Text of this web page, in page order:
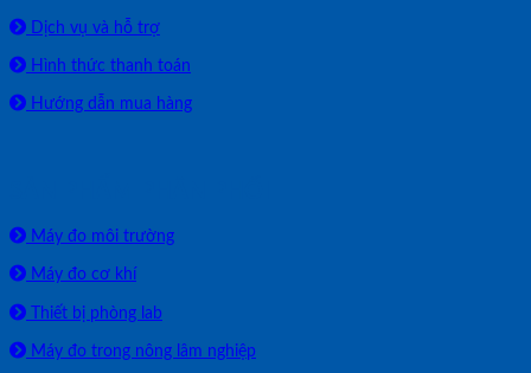
Dịch vụ và hỗ trợ
Hình thức thanh toán
Hướng dẫn mua hàng
Máy đo môi trường
Máy đo cơ khí
Thiết bị phòng lab
Máy đo trong nông lâm nghiệp